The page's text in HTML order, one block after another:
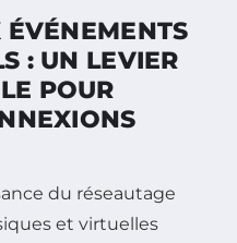
: UN LEVIER
POUR
du réseautage
et virtuelles